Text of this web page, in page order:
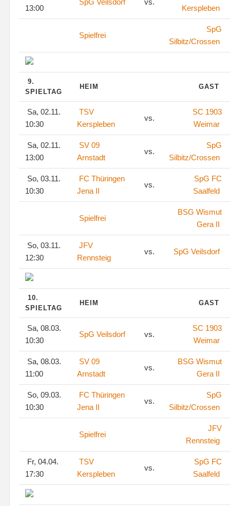
13:00
SpG Veilsdorf vs.
Kerspleben
Spielfrei
SpG
Silbitz/Crossen
9.
SPIELTAG
HEIM GAST
Sa, 02.11.
10:30
TSV
Kerspleben
vs.
SC 1903
Weimar
Sa, 02.11.
13:00
SV 09
Arnstadt
vs.
SpG
Silbitz/Crossen
So, 03.11.
10:30
FC Thüringen
Jena II
vs.
SpG FC
Saalfeld
Spielfrei
BSG Wismut
Gera II
So, 03.11.
12:30
JFV
Rennsteig
vs. SpG Veilsdorf
10.
SPIELTAG
HEIM GAST
Sa, 08.03.
10:30
SpG Veilsdorf vs.
SC 1903
Weimar
Sa, 08.03.
11:00
SV 09
Arnstadt
vs.
BSG Wismut
Gera II
So, 09.03.
10:30
FC Thüringen
Jena II
vs.
SpG
Silbitz/Crossen
Spielfrei
JFV
Rennsteig
Fr, 04.04.
17:30
TSV
Kerspleben
vs.
SpG FC
Saalfeld